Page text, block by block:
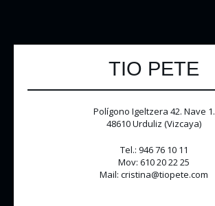
TIO PETE
Polígono Igeltzera 42. Nave 1.
48610 Urduliz (Vizcaya)
Tel.: 946 76 10 11
Mov: 610 20 22 25
Mail: cristina@tiopete.com